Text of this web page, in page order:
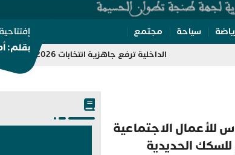
سياحة مجتمع
الداخلية ترفع جاهزية انتخابات 2026.. تفتيش مراكز الاقتراع وتعبئة 350 ألف مؤطر
إفتتاحية
بقلم:
للأعمال الاجتماعية
الحديدية